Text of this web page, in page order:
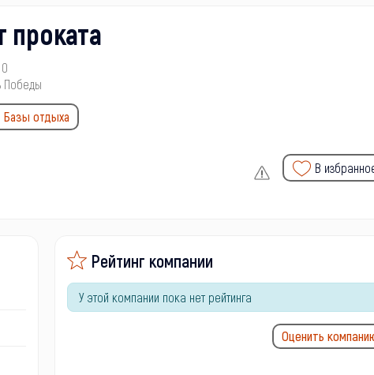
проката
0
Победы
Базы отдыха
В
Рейтинг компании
У этой компании пока нет рейтинга
Оценить